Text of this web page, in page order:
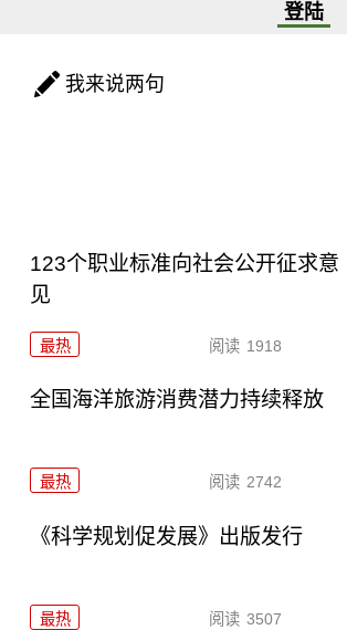
登陆
我来说两句
123个职业标准向社会公开征求意
见
最热 阅读 1918
全国海洋旅游消费潜力持续释放
最热 阅读 2742
《科学规划促发展》出版发行
最热 阅读 3507